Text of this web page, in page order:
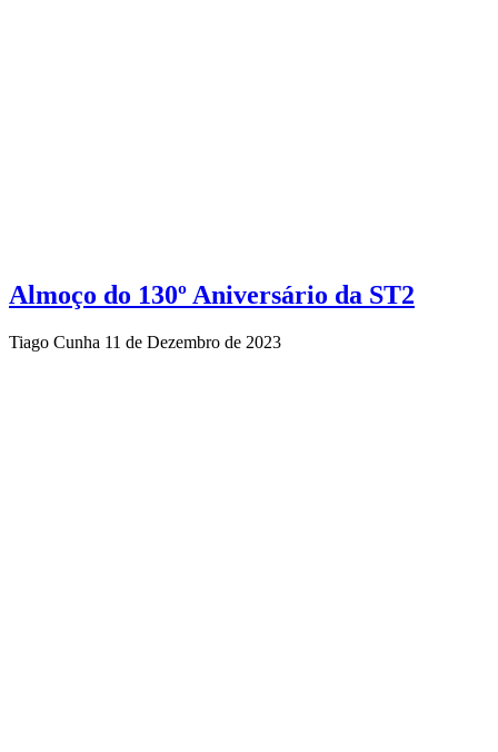
Almoço do 130º Aniversário da ST2
Tiago Cunha 11 de Dezembro de 2023